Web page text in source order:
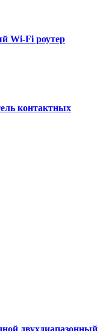
Wi-Fi роутер
контактных
двухдиапазонный